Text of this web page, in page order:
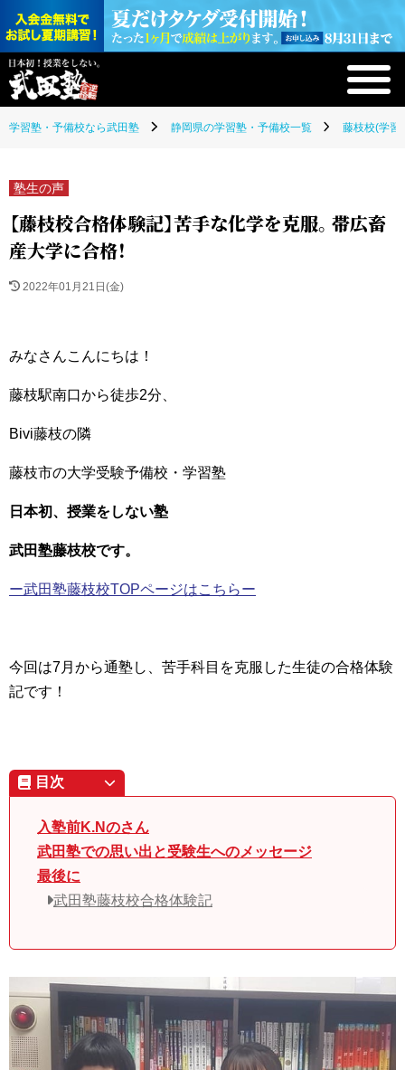
学習塾・予備校なら武田塾 静岡県の学習塾・予備校一覧 藤枝校(学習
塾生の声
【藤枝校合格体験記】苦手な化学を克服。帯広畜
産大学に合格！
2022年01月21日(金)
みなさんこんにちは！
藤枝駅南口から徒歩2分、
Bivi藤枝の隣
藤枝市の大学受験予備校・学習塾
日本初、授業をしない塾
武田塾藤枝校です。
ー武田塾藤枝校TOPページはこちらー
今回は7月から通塾し、苦手科目を克服した生徒の合格体験
記です！
目次
入塾前K.Nのさん
武田塾での思い出と受験生へのメッセージ
最後に
武田塾藤枝校合格体験記